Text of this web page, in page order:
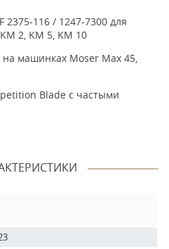
116 / 1247-7300 для
2, KM 5, KM 10
машинках Moser Max 45,
Blade с частыми